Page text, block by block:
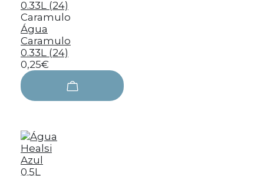
Caramulo
Água
Caramulo
0.33L (24)
0,25€